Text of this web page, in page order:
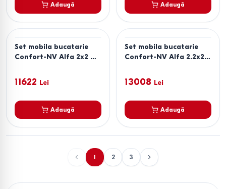
Adaugă Adaugă
Set mobila bucatarie
Confort-NV Alfa 2x2 m
11622 Lei
Adaugă
Set mobila bucatarie
Confort-NV Alfa 2.2x2.2
13008 Lei
Adaugă
1 2 3